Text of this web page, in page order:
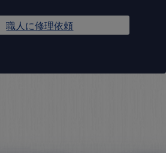
職人に修理依頼